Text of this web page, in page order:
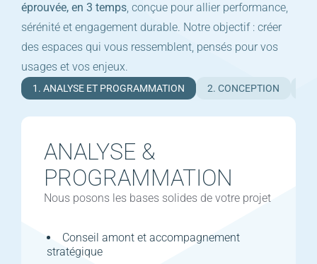
éprouvée, en 3 temps, conçue pour allier performance,
sérénité et engagement durable. Notre objectif : créer
des espaces qui vous ressemblent, pensés pour vos
usages et vos enjeux.
1. ANALYSE ET PROGRAMMATION 2. CONCEPTION
ANALYSE &
PROGRAMMATION
Nous posons les bases solides de votre projet
Conseil amont et accompagnement
stratégique